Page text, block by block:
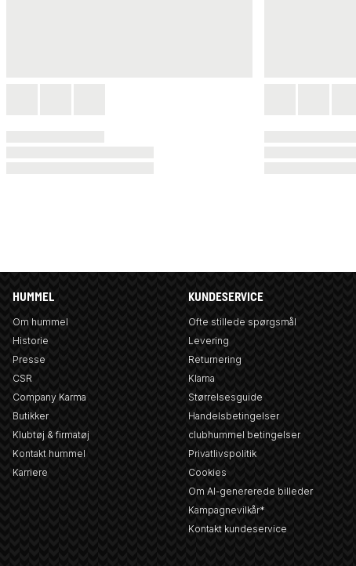
HUMMEL
Om hummel
Historie
Presse
CSR
Company Karma
Butikker
Klubtøj & firmatøj
Kontakt hummel
Karriere
KUNDESERVICE
Ofte stillede spørgsmål
Levering
Returnering
Klarna
Størrelsesguide
Handelsbetingelser
clubhummel betingelser
Privatlivspolitik
Cookies
Om AI-genererede billeder
Kampagnevilkår*
Kontakt kundeservice